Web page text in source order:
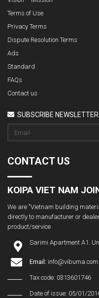
Terms of Use
Privacy Terms
Dispute Resolution Terms
Ads
Standard
FAQs
Contact us
SUBSCRIBE NEWSLETTER
CONTACT US
KOIPA VIET NAM
We are "Vietnam building
directly to manufacturer or
product/service
Sarimi Apartment A1.
Email: info@vibuma.com
Tax code: 0313601746
Date of issue: 05/01/